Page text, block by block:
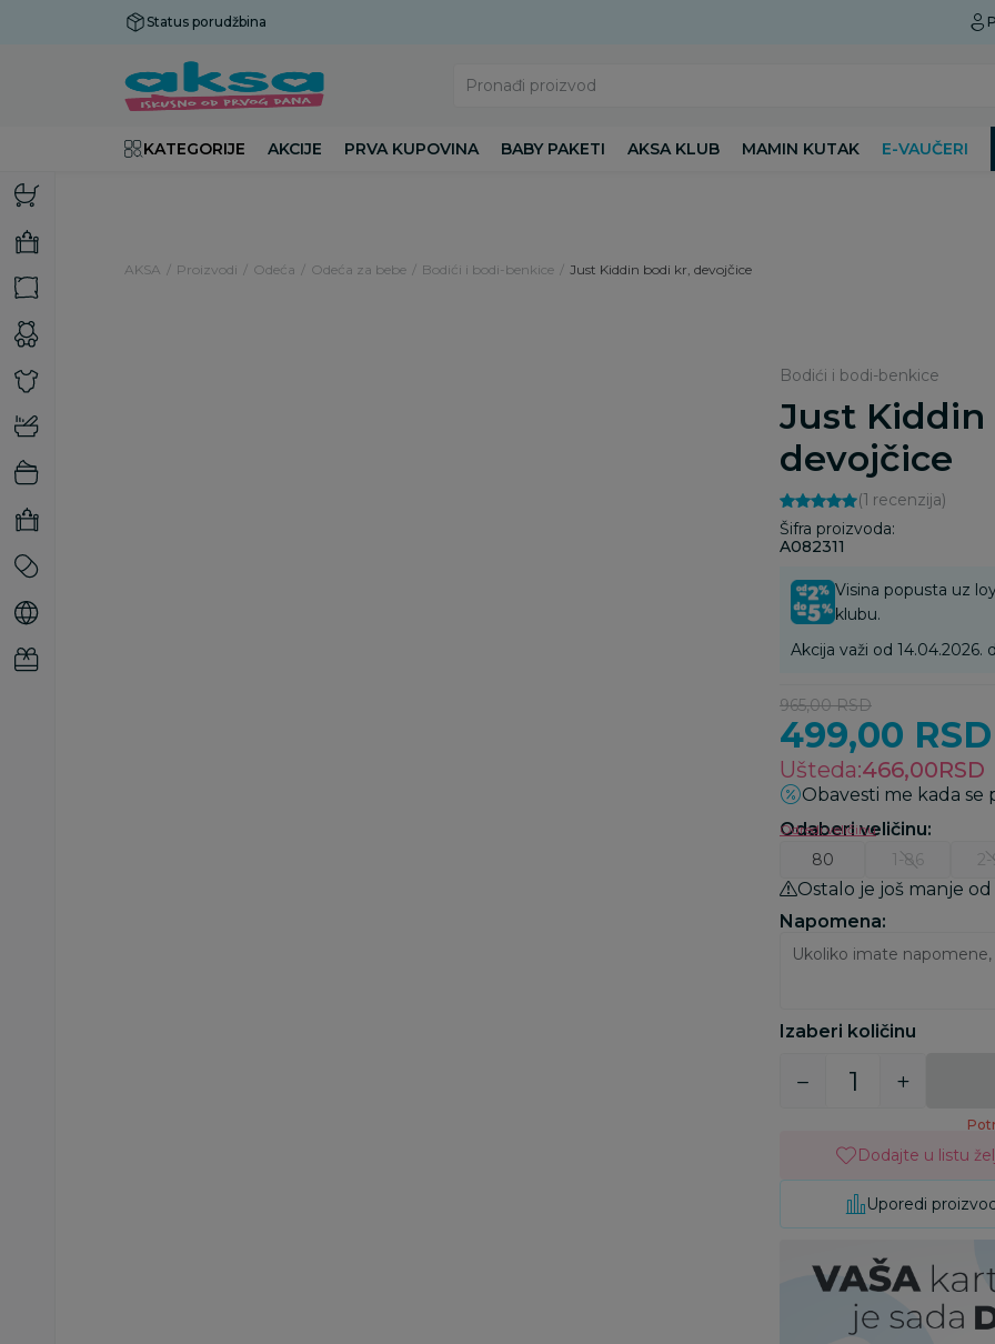
Status porudžbina
Pronađi proizvod
KATEGORIJE AKCIJE PRVA KUPOVINA BABY PAKETI AKSA KLUB MAMIN KUTAK E-VAUČERI
AKSA Proizvodi Odeća Odeća za bebe Bodići i bodi-benkice Just Kiddin bodi kr, devojčice
Bodići i bodi-benkice
Just
devojčice
(1 recenzija)
Šifra proizvoda:
A082311
Visina popusta uz
klubu.
Akcija važi od 14.04.2026.
965,00 RSD
499,00 RSD
Ušteda:466,00RSD
Obavesti me kada se
Odaberi veličinu:
Odredi veličinu
80 1-86
Ostalo je još manje
Napomena:
Izaberi količinu
Dodajte u listu
Uporedi